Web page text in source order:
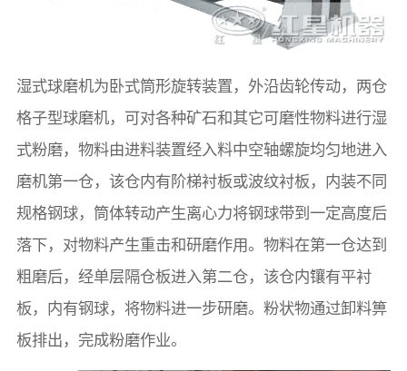
湿式球磨机为卧式筒形旋转装置，外沿齿轮传动，两仓
格子型球磨机，可对各种矿石和其它可磨性物料进行湿
式粉磨，物料由进料装置经入料中空轴螺旋均匀地进入
磨机第一仓，该仓内有阶梯衬板或波纹衬板，内装不同
规格钢球，筒体转动产生离心力将钢球带到一定高度后
落下，对物料产生重击和研磨作用。物料在第一仓达到
粗磨后，经单层隔仓板进入第二仓，该仓内镶有平衬
板，内有钢球，将物料进一步研磨。粉状物通过卸料箅
板排出，完成粉磨作业。